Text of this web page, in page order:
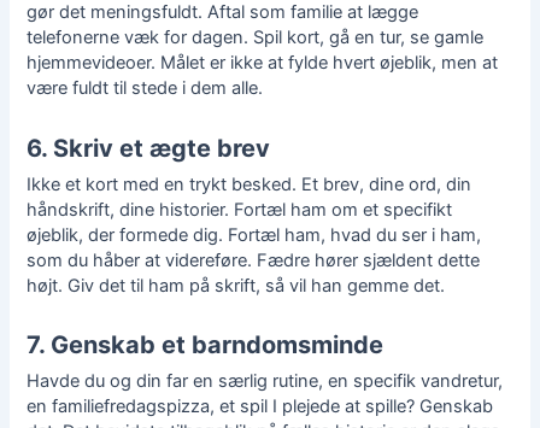
gør det meningsfuldt. Aftal som familie at lægge
telefonerne væk for dagen. Spil kort, gå en tur, se gamle
hjemmevideoer. Målet er ikke at fylde hvert øjeblik, men at
være fuldt til stede i dem alle.
6. Skriv et ægte brev
Ikke et kort med en trykt besked. Et brev, dine ord, din
håndskrift, dine historier. Fortæl ham om et specifikt
øjeblik, der formede dig. Fortæl ham, hvad du ser i ham,
som du håber at videreføre. Fædre hører sjældent dette
højt. Giv det til ham på skrift, så vil han gemme det.
7. Genskab et barndomsminde
Havde du og din far en særlig rutine, en specifik vandretur,
en familiefredagspizza, et spil I plejede at spille? Genskab